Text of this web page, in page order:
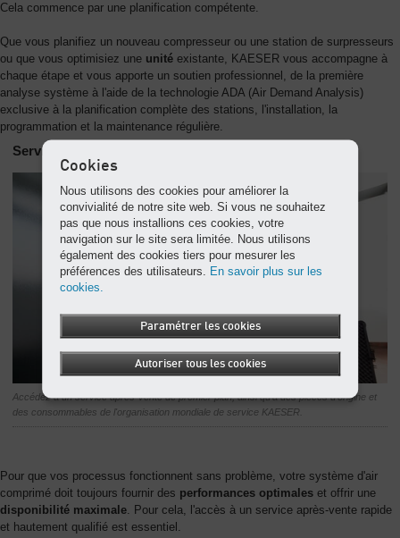
Cela commence par une planification compétente.
Que vous planifiez un nouveau compresseur ou une station de surpresseurs
ou que vous optimisiez une unité existante, KAESER vous accompagne à
chaque étape et vous apporte un soutien professionnel, de la première
analyse système à l'aide de la technologie ADA (Air Demand Analysis)
exclusive à la planification complète des stations, l'installation, la
programmation et la maintenance régulière.
Service global, service local
Accédez à un service après-vente de premier plan, ainsi qu'à des pièces d'origine et
des consommables de l'organisation mondiale de service KAESER.
Pour que vos processus fonctionnent sans problème, votre système d'air
comprimé doit toujours fournir des performances optimales et offrir une
disponibilité maximale. Pour cela, l'accès à un service après-vente rapide
et hautement qualifié est essentiel.
Cookies
Nous utilisons des cookies pour améliorer la
convivialité de notre site web. Si vous ne souhaitez
pas que nous installions ces cookies, votre
navigation sur le site sera limitée. Nous utilisons
également des cookies tiers pour mesurer les
préférences des utilisateurs. En savoir plus sur les
cookies.
Paramétrer les cookies
Autoriser tous les cookies